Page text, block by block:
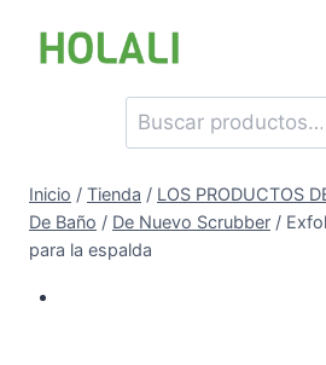
Buscar
por:
Inicio / Tienda / LOS PRODUCTOS
De Baño / De Nuevo Scrubber /
para la espalda